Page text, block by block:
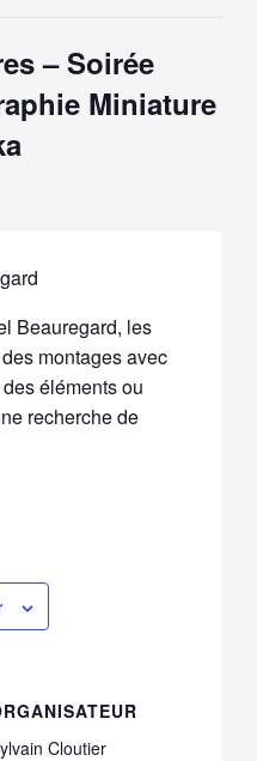
– Soirée
Miniature
Beauregard, les
montages avec
éléments ou
recherche de
Cloutier